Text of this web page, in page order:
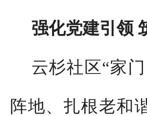
强化党建引领
云杉社区“家
阵地、扎根老和